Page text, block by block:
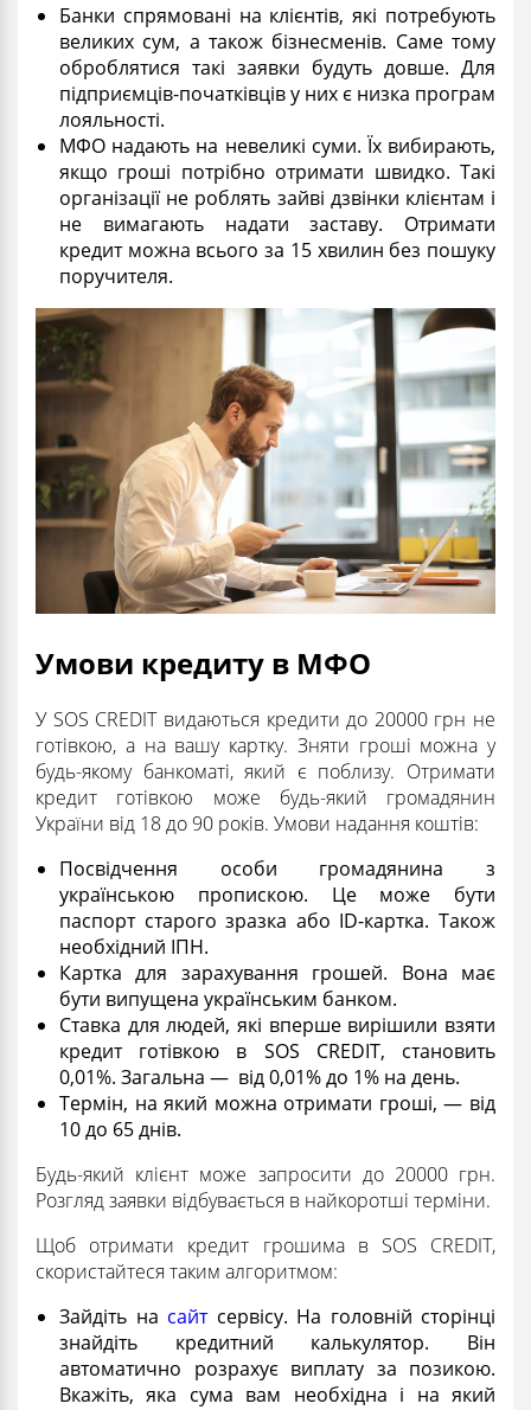
Банки спрямовані на клієнтів, які потребують
великих сум, а також бізнесменів. Саме тому
оброблятися такі заявки будуть довше. Для
підприємців-початківців у них є низка програм
лояльності.
МФО надають на невеликі суми. Їх вибирають,
якщо гроші потрібно отримати швидко. Такі
організації не роблять зайві дзвінки клієнтам і
не вимагають надати заставу. Отримати
кредит можна всього за 15 хвилин без пошуку
поручителя.
Умови кредиту в МФО
У SOS CREDIT видаються кредити до 20000 грн не
готівкою, а на вашу картку. Зняти гроші можна у
будь-якому банкоматі, який є поблизу. Отримати
кредит готівкою може будь-який громадянин
України від 18 до 90 років. Умови надання коштів:
Посвідчення особи громадянина з
українською пропискою. Це може бути
паспорт старого зразка або ID-картка. Також
необхідний ІПН.
Картка для зарахування грошей. Вона має
бути випущена українським банком.
Ставка для людей, які вперше вирішили взяти
кредит готівкою в SOS CREDIT, становить
0,01%. Загальна — від 0,01% до 1% на день.
Термін, на який можна отримати гроші, — від
10 до 65 днів.
Будь-який клієнт може запросити до 20000 грн.
Розгляд заявки відбувається в найкоротші терміни.
Щоб отримати кредит грошима в SOS CREDIT,
скористайтеся таким алгоритмом:
Зайдіть на сайтсервісу. На головній сторінці
знайдіть кредитний калькулятор. Він
автоматично розрахує виплату за позикою.
Вкажіть, яка сума вам необхідна і на який